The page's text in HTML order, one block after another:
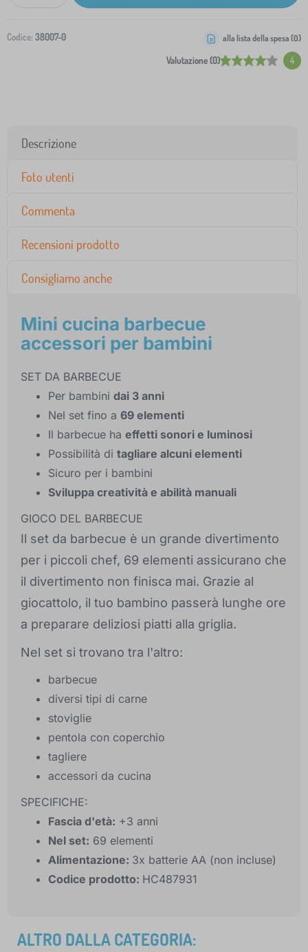
Codice: 38007-0
Valutazione (0) 4
alla lista della spesa (0)
Descrizione
Foto utenti
Commenta
Recensioni prodotto
Consigliamo anche
Mini cucina barbecue
accessori per bambini
SET DA BARBECUE
Per bambini dai 3 anni
Nel set fino a 69 elementi
Il barbecue ha effetti sonori e luminosi
Possibilità di tagliare alcuni elementi
Sicuro per i bambini
Sviluppa creatività e abilità manuali
GIOCO DEL BARBECUE
Il set da barbecue è un grande divertimento
per i piccoli chef, 69 elementi assicurano che
il divertimento non finisca mai. Grazie al
giocattolo, il tuo bambino passerà lunghe ore
a preparare deliziosi piatti alla griglia.
Nel set si trovano tra l'altro:
barbecue
diversi tipi di carne
stoviglie
pentola con coperchio
tagliere
accessori da cucina
SPECIFICHE:
Fascia d'età: +3 anni
Nel set: 69 elementi
Alimentazione: 3x batterie AA (non incluse)
Codice prodotto: HC487931
ALTRO DALLA CATEGORIA: